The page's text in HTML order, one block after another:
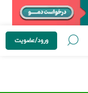
ورود/عضویت